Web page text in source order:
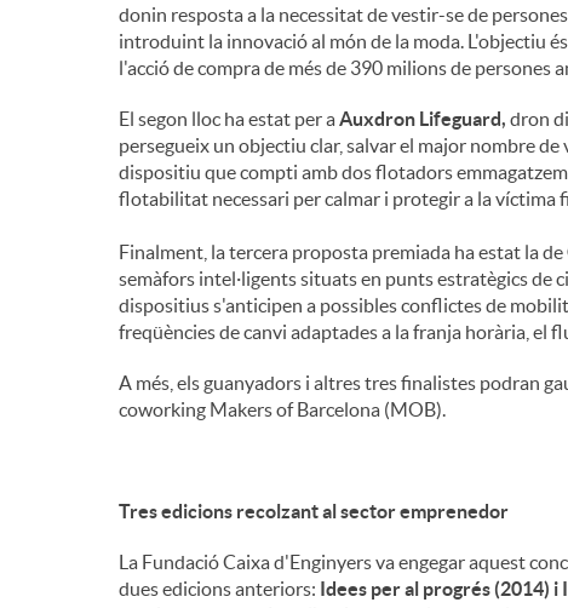
donin resposta a la necessitat de vestir-se de
introduint la innovació al món de la moda. L'objectiu
l'acció de compra de més de 390 milions de
El segon lloc ha estat per aAuxdron Lifeguard, dron
persegueix un objectiu clar, salvar el major nombre
dispositiu que compti amb dos flotadors
flotabilitat necessari per calmar i protegir a la víctima
Finalment, la tercera proposta premiada ha estat la de
semàfors intel·ligents situats en punts estratègics de
dispositius s'anticipen a possibles conflictes de
freqüències de canvi adaptades a la franja horària, el
A més, els guanyadors i altres tres finalistes podran
coworking Makers of Barcelona (MOB).
Tres edicions recolzant al sector emprenedor
La Fundació Caixa d'Enginyers va engegar aquest
dues edicions anteriors: Idees per al progrés (2014)